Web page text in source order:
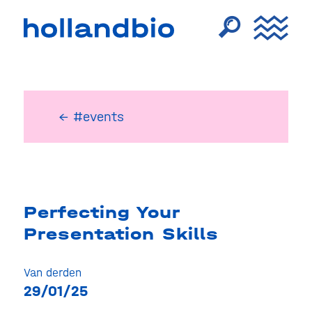
← #events
Perfecting Your
Presentation Skills
Van derden
29/01/25